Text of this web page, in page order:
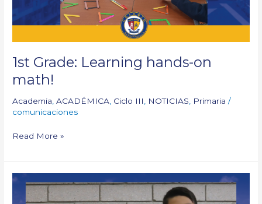
1st Grade: Learning hands-on
math!
Academia ,ACADÉMICA Ciclo III NOTICIAS Primaria /
comunicaciones
Read More »
Math
classes